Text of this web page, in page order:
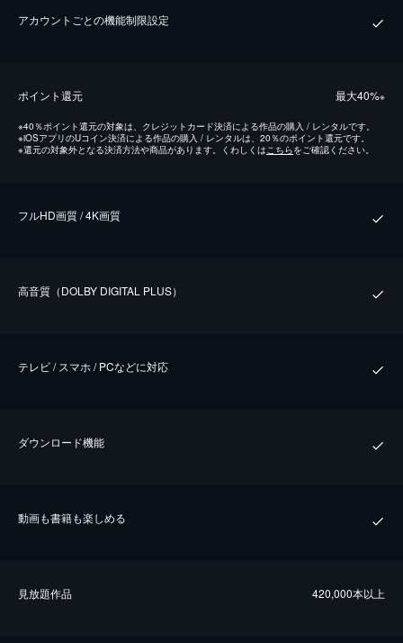
アカウントごとの機能制限設定
ポイント還元 最⼤40%※
※40％ポイント還元の対象は、クレジットカード決済による作品の購入 / レンタルです。
※iOSアプリのUコイン決済による作品の購入 / レンタルは、20％のポイント還元です。
※還元の対象外となる決済方法や商品があります。くわしくは こちらをご確認ください。
フルHD画質 / 4K画質
⾼⾳質（DOLBY DIGITAL PLUS）
テレビ / スマホ / PCなどに対応
ダウンロード機能
動画も書籍も楽しめる
⾒放題作品 420,000本以上